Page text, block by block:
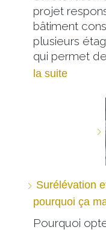
projet
bâtiment
plusieurs
qui permet
la suite
Surélévation
pourquoi ça
Pourquoi